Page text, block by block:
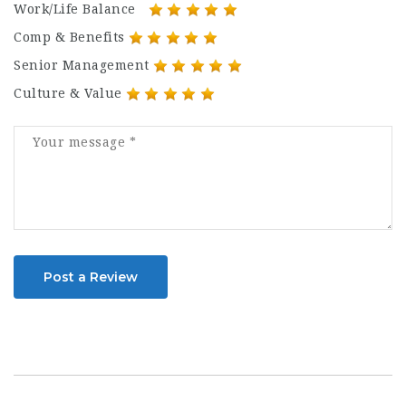
Work/Life Balance
Comp & Benefits
Senior Management
Culture & Value
Post a Review